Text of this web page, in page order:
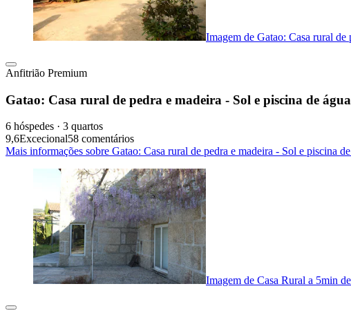
Imagem de Gatao: Casa rural
Anfitrião Premium
Gatao: Casa rural de pedra e madeira - Sol e piscina de
6 hóspedes · 3 quartos
9,6Excecional58 comentários
Mais informações sobre Gatao: Casa rural de pedra e madeira - Sol e piscina
Imagem de Casa Rural a 5min